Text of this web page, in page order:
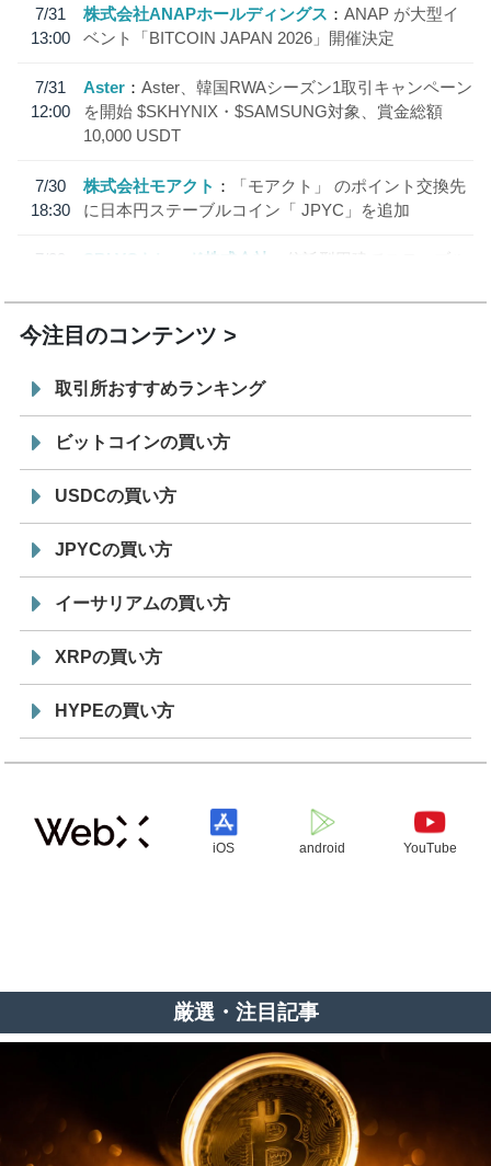
7/31
13:00
株式会社ANAPホールディングス
ANAP が大型イ
ベント「BITCOIN JAPAN 2026」開催決定
7/31
12:00
Aster
Aster、韓国RWAシーズン1取引キャンペーン
を開始 $SKHYNIX・$SAMSUNG対象、賞金総額
10,000 USDT
7/30
18:30
株式会社モアクト
「モアクト」 のポイント交換先
に日本円ステーブルコイン「 JPYC」を追加
7/29
SBI VCトレード株式会社
信託型円建てステーブル
今注目のコンテンツ
取引所おすすめランキング
ビットコインの買い方
USDCの買い方
JPYCの買い方
イーサリアムの買い方
XRPの買い方
HYPEの買い方
iOS android YouTube
厳選・注目記事